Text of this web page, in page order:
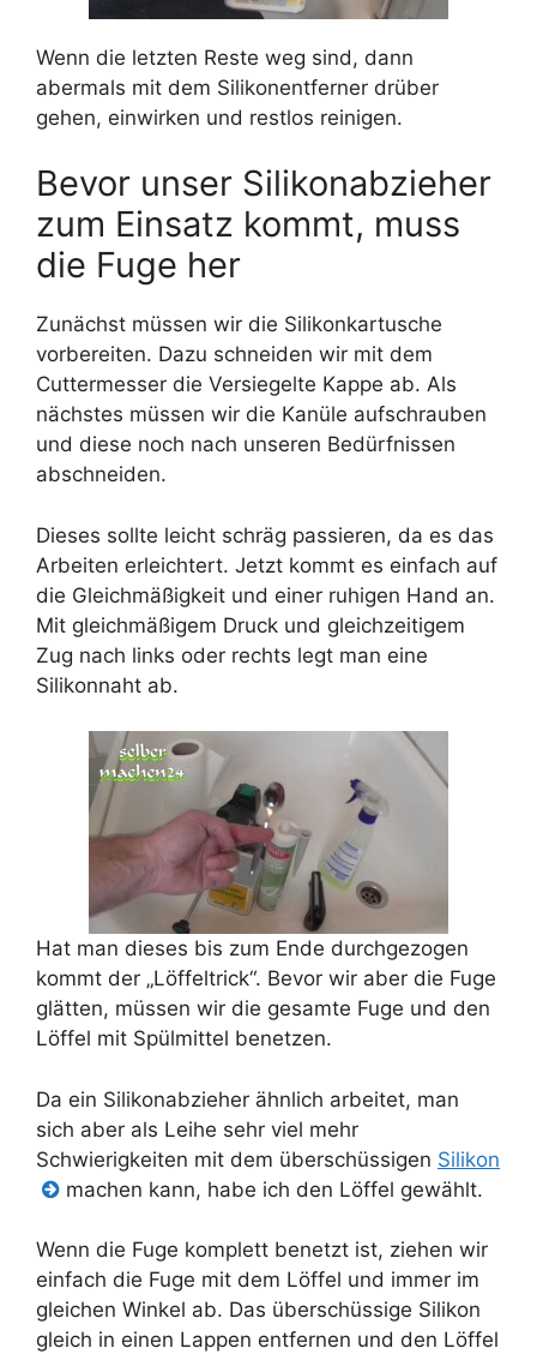
Wenn die letzten Reste weg sind, dann
abermals mit dem Silikonentferner drüber
gehen, einwirken und restlos reinigen.
Bevor unser Silikonabzieher
zum Einsatz kommt, muss
die Fuge her
Zunächst müssen wir die Silikonkartusche
vorbereiten. Dazu schneiden wir mit dem
Cuttermesser die Versiegelte Kappe ab. Als
nächstes müssen wir die Kanüle aufschrauben
und diese noch nach unseren Bedürfnissen
abschneiden.
Dieses sollte leicht schräg passieren, da es das
Arbeiten erleichtert. Jetzt kommt es einfach auf
die Gleichmäßigkeit und einer ruhigen Hand an.
Mit gleichmäßigem Druck und gleichzeitigem
Zug nach links oder rechts legt man eine
Silikonnaht ab.
Hat man dieses bis zum Ende durchgezogen
kommt der „Löffeltrick“. Bevor wir aber die Fuge
glätten, müssen wir die gesamte Fuge und den
Löffel mit Spülmittel benetzen.
Da ein Silikonabzieher ähnlich arbeitet, man
sich aber als Leihe sehr viel mehr
Schwierigkeiten mit dem überschüssigen Silikon
machen kann, habe ich den Löffel gewählt.
Wenn die Fuge komplett benetzt ist, ziehen wir
einfach die Fuge mit dem Löffel und immer im
gleichen Winkel ab. Das überschüssige Silikon
gleich in einen Lappen entfernen und den Löffel